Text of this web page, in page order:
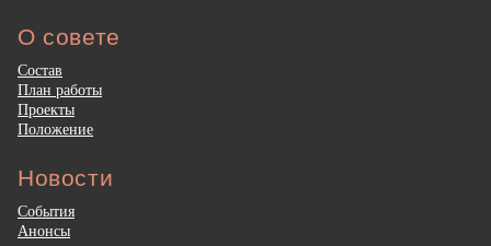
О совете
Состав
План работы
Проекты
Положение
Новости
События
Анонсы